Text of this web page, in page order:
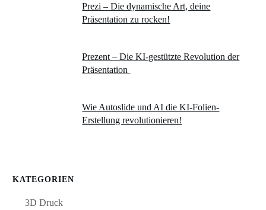
Prezi – Die dynamische Art, deine
Präsentation zu rocken!
Prezent – Die KI-gestützte Revolution der
Präsentation
Wie Autoslide und AI die KI-Folien-
Erstellung revolutionieren!
KATEGORIEN
3D Druck